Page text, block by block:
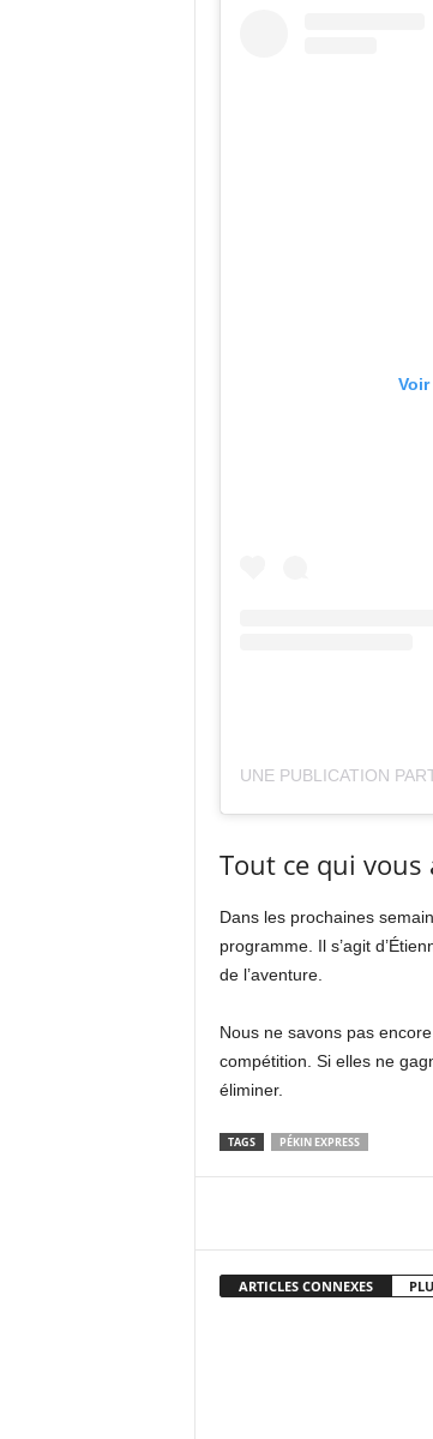
Tout ce qui
Dans les prochaines
programme. Il s’agit
de l’aventure.
Nous ne savons pas
compétition. Si elles ne
éliminer.
TAGS PÉKIN EXPRESS
ARTICLES CONNEXES